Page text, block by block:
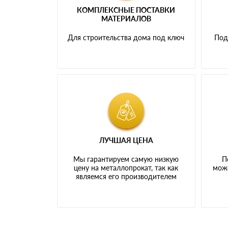
КОМПЛЕКСНЫЕ ПОСТАВКИ
МАТЕРИАЛОВ
Для строительства дома под ключ
ЛУЧШАЯ ЦЕНА
Мы гарантируем самую низкую
цену на металлопрокат, так как
являемся его производителем